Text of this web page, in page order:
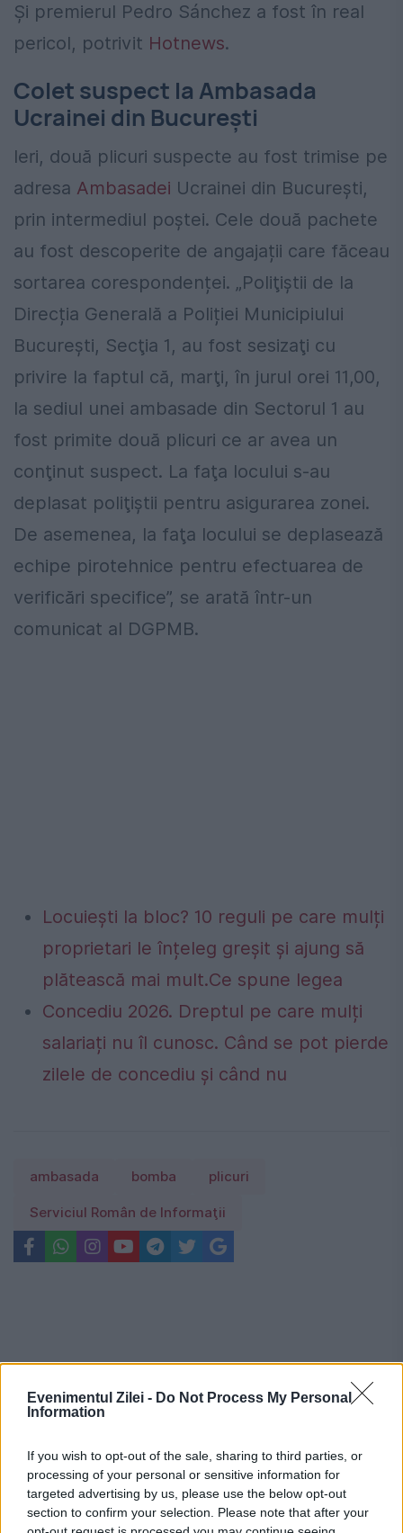
Evenimentul Zilei - Do Not Process My Personal
Information
If you wish to opt-out of the sale, sharing to third parties, or
processing of your personal or sensitive information for
targeted advertising by us, please use the below opt-out
section to confirm your selection. Please note that after your
Și premierul Pedro Sánchez a fost în real
pericol, potrivit Hotnews.
Colet suspect la Ambasada
Ucrainei din București
Ieri, două plicuri suspecte au fost trimise pe
adresa Ambasadei Ucrainei din București,
prin intermediul poștei. Cele două pachete
au fost descoperite de angajații care făceau
sortarea corespondenței. „Poliţiştii de la
Direcția Generală a Poliției Municipiului
București, Secţia 1, au fost sesizaţi cu
privire la faptul că, marţi, în jurul orei 11,00,
la sediul unei ambasade din Sectorul 1 au
fost primite două plicuri ce ar avea un
conţinut suspect. La faţa locului s-au
deplasat poliţiştii pentru asigurarea zonei.
De asemenea, la faţa locului se deplasează
echipe pirotehnice pentru efectuarea de
verificări specifice”, se arată într-un
comunicat al DGPMB.
Locuiești la bloc? 10 reguli pe care mulți
proprietari le înțeleg greșit și ajung să
plătească mai mult.Ce spune legea
Concediu 2026. Dreptul pe care mulți
salariați nu îl cunosc. Când se pot pierde
zilele de concediu și când nu
ambasada bomba plicuri
Serviciul Român de Informaţii